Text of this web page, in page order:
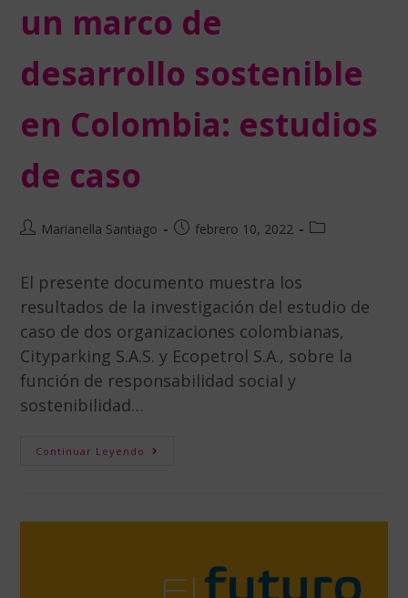
un marco de
desarrollo sostenible
en Colombia: estudios
de caso
Marianella Santiago febrero 10, 2022
El presente documento muestra los
resultados de la investigación del estudio de
caso de dos organizaciones colombianas,
Cityparking S.A.S. y Ecopetrol S.A., sobre la
función de responsabilidad social y
sostenibilidad…
Continuar Leyendo